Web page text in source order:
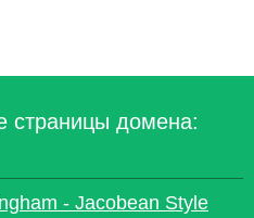
страницы домена:
- Jacobean Style